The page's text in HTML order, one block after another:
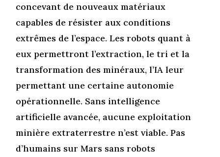
concevant de nouveaux matériaux
capables de résister aux conditions
extrêmes de l’espace. Les robots quant à
eux permettront l’extraction, le tri et la
transformation des minéraux, l’IA leur
permettant une certaine autonomie
opérationnelle. Sans intelligence
artificielle avancée, aucune exploitation
minière extraterrestre n’est viable. Pas
d’humains sur Mars sans robots